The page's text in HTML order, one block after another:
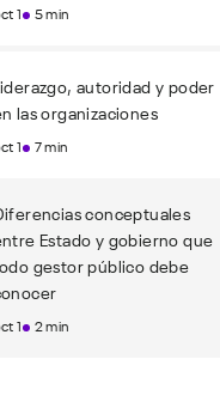
1 5 min
autoridad y poder
las organizaciones
1 7 min
conceptuales
Estado y gobierno que
gestor público debe
1 2 min